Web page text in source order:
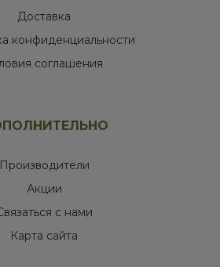
Доставка
конфиденциальности
соглашения
Производители
Акции
с нами
Карта сайта